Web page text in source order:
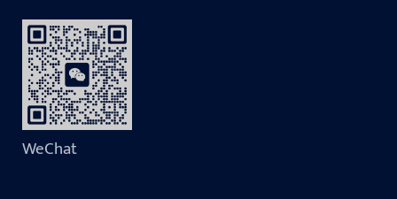
WeChat